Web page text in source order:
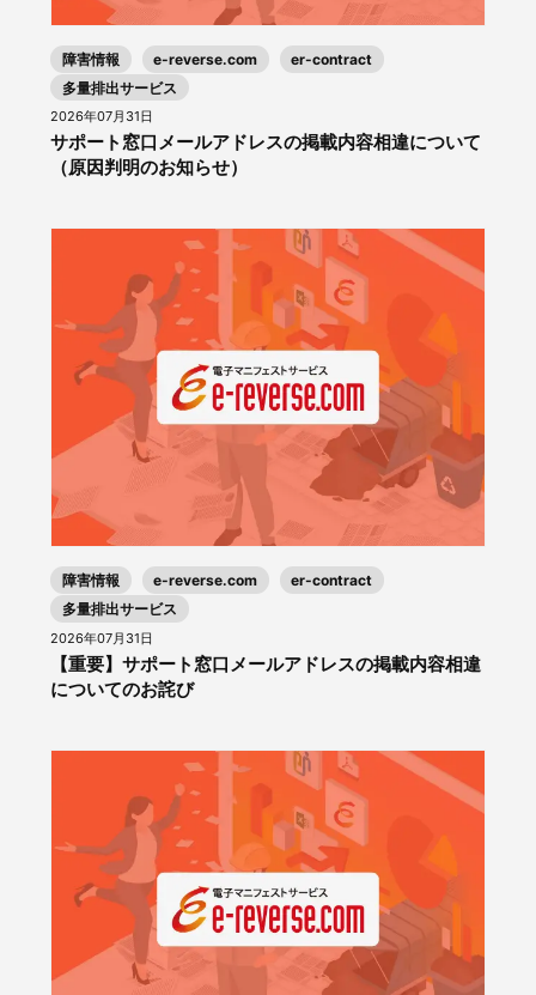
障害情報 e-reverse.com
er-contract
多量排出サービス
2026年07月31日
サポート窓口メールアドレスの掲載内容相違について
（原因判明のお知らせ）
障害情報 e-reverse.com
er-contract
多量排出サービス
2026年07月31日
【重要】サポート窓口メールアドレスの掲載内容相違
についてのお詫び